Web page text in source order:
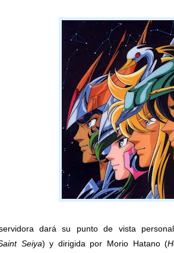
dará su punto de vista
Seiya) y dirigida por Morio Hatano (